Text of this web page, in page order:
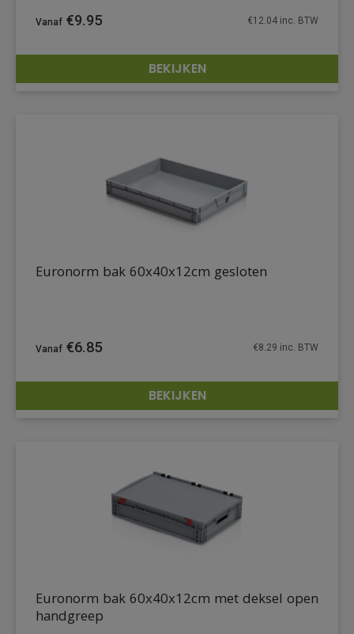
DETAILS
€9.95 €12.04 inc. BTW
BEKIJKEN
DETAILS
Euronorm bak 60x40x12cm gesloten
€6.85 €8.29 inc. BTW
BEKIJKEN
Euronorm bak 60x40x12cm met deksel open
handgreep